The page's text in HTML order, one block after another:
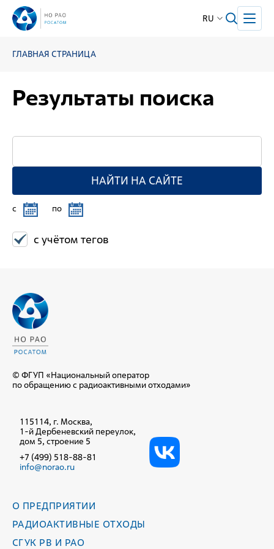
RU
ГЛАВНАЯ СТРАНИЦА
Результаты поиска
НАЙТИ НА САЙТЕ
c по
с учётом тегов
© ФГУП «Национальный оператор
по обращению с радиоактивными отходами»
115114, г. Москва,
1-й Дербеневский переулок,
дом 5, строение 5
+7 (499) 518-88-81
info@norao.ru
О ПРЕДПРИЯТИИ
РАДИОАКТИВНЫЕ ОТХОДЫ
СГУК РВ И РАО